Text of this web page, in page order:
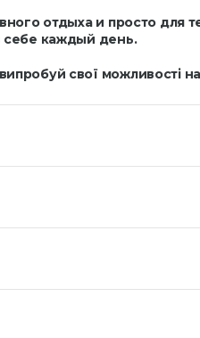
отдыха и просто для
себе каждый день.
свої можливості